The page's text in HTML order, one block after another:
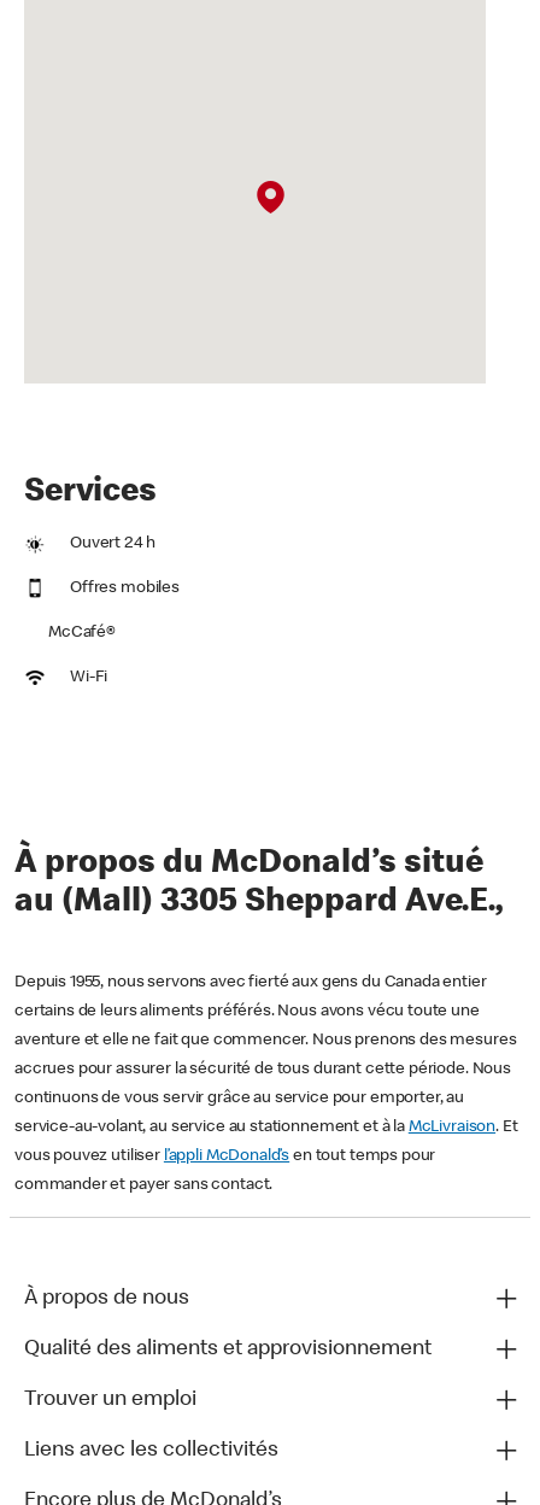
Services
Ouvert 24 h
Offres mobiles
McCafé®
Wi-Fi
À propos du McDonald’s situé
au (Mall) 3305 Sheppard Ave.E.,
Depuis 1955, nous servons avec fierté aux gens du Canada entier
certains de leurs aliments préférés. Nous avons vécu toute une
aventure et elle ne fait que commencer. Nous prenons des mesures
accrues pour assurer la sécurité de tous durant cette période. Nous
continuons de vous servir grâce au service pour emporter, au
service-au-volant, au service au stationnement et à la McLivraison. Et
vous pouvez utiliser l’appli McDonald’s en tout temps pour
commander et payer sans contact.
À propos de nous
Qualité des aliments et approvisionnement
Trouver un emploi
Liens avec les collectivités